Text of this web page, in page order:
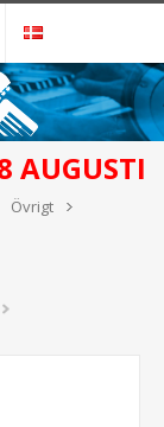
AUGUSTI
Övrigt